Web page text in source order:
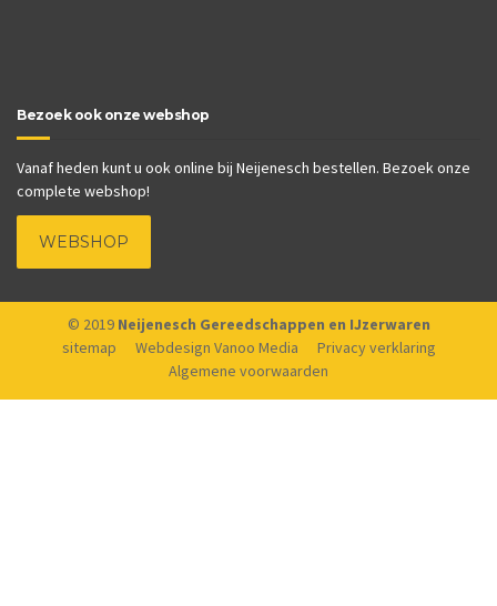
Bezoek ook onze webshop
Vanaf heden kunt u ook online bij Neijenesch bestellen. Bezoek onze
complete webshop!
WEBSHOP
© 2019 Neijenesch Gereedschappen en IJzerwaren
sitemap
Webdesign Vanoo Media
Privacy verklaring
Algemene voorwaarden